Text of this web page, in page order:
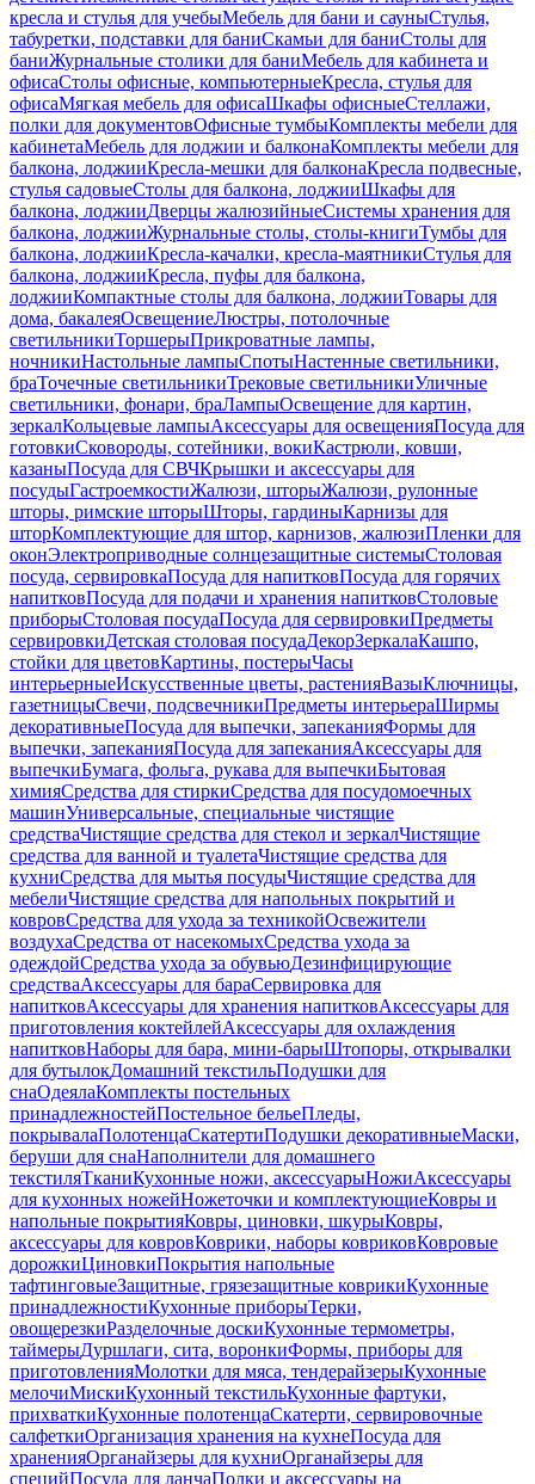
кресла и стулья для учебыМебель для бани и сауныСтулья,
табуретки, подставки для баниСкамьи для баниСтолы для
баниЖурнальные столики для баниМебель для кабинета и
офисаСтолы офисные, компьютерныеКресла, стулья для
офисаМягкая мебель для офисаШкафы офисныеСтеллажи,
полки для документовОфисные тумбыКомплекты мебели для
кабинетаМебель для лоджии и балконаКомплекты мебели для
балкона, лоджииКресла-мешки для балконаКресла подвесные,
стулья садовыеСтолы для балкона, лоджииШкафы для
балкона, лоджииДверцы жалюзийныеСистемы хранения для
балкона, лоджииЖурнальные столы, столы-книгиТумбы для
балкона, лоджииКресла-качалки, кресла-маятникиСтулья для
балкона, лоджииКресла, пуфы для балкона,
лоджииКомпактные столы для балкона, лоджииТовары для
дома, бакалеяОсвещениеЛюстры, потолочные
светильникиТоршерыПрикроватные лампы,
ночникиНастольные лампыСпотыНастенные светильники,
браТочечные светильникиТрековые светильникиУличные
светильники, фонари, браЛампыОсвещение для картин,
зеркалКольцевые лампыАксессуары для освещенияПосуда для
готовкиСковороды, сотейники, вокиКастрюли, ковши,
казаныПосуда для СВЧКрышки и аксессуары для
посудыГастроемкостиЖалюзи, шторыЖалюзи, рулонные
шторы, римские шторыШторы, гардиныКарнизы для
шторКомплектующие для штор, карнизов, жалюзиПленки для
оконЭлектроприводные солнцезащитные системыСтоловая
посуда, сервировкаПосуда для напитковПосуда для горячих
напитковПосуда для подачи и хранения напитковСтоловые
приборыСтоловая посудаПосуда для сервировкиПредметы
сервировкиДетская столовая посудаДекорЗеркалаКашпо,
стойки для цветовКартины, постерыЧасы
интерьерныеИскусственные цветы, растенияВазыКлючницы,
газетницыСвечи, подсвечникиПредметы интерьераШирмы
декоративныеПосуда для выпечки, запеканияФормы для
выпечки, запеканияПосуда для запеканияАксессуары для
выпечкиБумага, фольга, рукава для выпечкиБытовая
химияСредства для стиркиСредства для посудомоечных
машинУниверсальные, специальные чистящие
средстваЧистящие средства для стекол и зеркалЧистящие
средства для ванной и туалетаЧистящие средства для
кухниСредства для мытья посудыЧистящие средства для
мебелиЧистящие средства для напольных покрытий и
ковровСредства для ухода за техникойОсвежители
воздухаСредства от насекомыхСредства ухода за
одеждойСредства ухода за обувьюДезинфицирующие
средстваАксессуары для бараСервировка для
напитковАксессуары для хранения напитковАксессуары для
приготовления коктейлейАксессуары для охлаждения
напитковНаборы для бара, мини-барыШтопоры, открывалки
для бутылокДомашний текстильПодушки для
снаОдеялаКомплекты постельных
принадлежностейПостельное бельеПледы,
покрывалаПолотенцаСкатертиПодушки декоративныеМаски,
беруши для снаНаполнители для домашнего
текстиляТканиКухонные ножи, аксессуарыНожиАксессуары
для кухонных ножейНожеточки и комплектующиеКовры и
напольные покрытияКовры, циновки, шкурыКовры,
аксессуары для ковровКоврики, наборы ковриковКовровые
дорожкиЦиновкиПокрытия напольные
тафтинговыеЗащитные, грязезащитные коврикиКухонные
принадлежностиКухонные приборыТерки,
овощерезкиРазделочные доскиКухонные термометры,
таймерыДуршлаги, сита, воронкиФормы, приборы для
приготовленияМолотки для мяса, тендерайзерыКухонные
мелочиМискиКухонный текстильКухонные фартуки,
прихваткиКухонные полотенцаСкатерти, сервировочные
салфеткиОрганизация хранения на кухнеПосуда для
храненияОрганайзеры для кухниОрганайзеры для
специйПосуда для ланчаПолки и аксессуары на